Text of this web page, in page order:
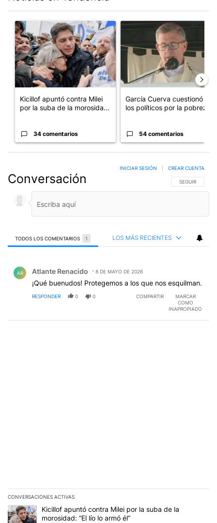
Un artículo de tendencia con el título "Kicillof apuntó contra
Kicillof apuntó contra Milei
por la suba de la morosida...
34 comentarios
Un artículo de tendencia con
García Cuerva cuestionó a
los políticos por la pobreza
54 comentarios
Conversación SIGA ESTA
SEGUIR
INICIAR SESIÓN CREAR CUENTA
TODOS LOS COMENTARIOS 1 LOS MÁS RECIENTES
AR Atlante Renacido 8 DE MAYO DE 2026
¡Qué buenudos! Protegemos a los que nos esquilman.
RESPONDER 0 0 COMPARTIR
MARCAR
COMO
INAPROPIADO
CONVERSACIONES ACTIVAS
Este listado muestra los artículos con más comentarios en los
Un artículo de tendencia con el título "Kicillof apuntó contra Milei
Kicillof apuntó contra Milei por la suba de la
morosidad: “El lío lo armó él”